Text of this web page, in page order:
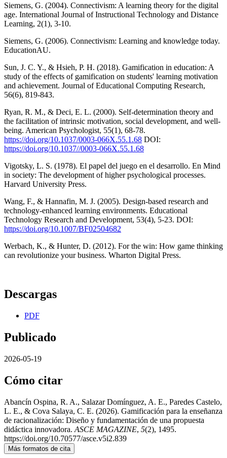
Siemens, G. (2004). Connectivism: A learning theory for the digital
age. International Journal of Instructional Technology and Distance
Learning, 2(1), 3-10.
Siemens, G. (2006). Connectivism: Learning and knowledge today.
EducationAU.
Sun, J. C. Y., & Hsieh, P. H. (2018). Gamification in education: A
study of the effects of gamification on students' learning motivation
and achievement. Journal of Educational Computing Research,
56(6), 819-843.
Ryan, R. M., & Deci, E. L. (2000). Self-determination theory and
the facilitation of intrinsic motivation, social development, and well-
being. American Psychologist, 55(1), 68-78.
https://doi.org/10.1037/0003-066X.55.1.68 DOI:
https://doi.org/10.1037//0003-066X.55.1.68
Vigotsky, L. S. (1978). El papel del juego en el desarrollo. En Mind
in society: The development of higher psychological processes.
Harvard University Press.
Wang, F., & Hannafin, M. J. (2005). Design-based research and
technology-enhanced learning environments. Educational
Technology Research and Development, 53(4), 5-23. DOI:
https://doi.org/10.1007/BF02504682
Werbach, K., & Hunter, D. (2012). For the win: How game thinking
can revolutionize your business. Wharton Digital Press.
Descargas
PDF
Publicado
2026-05-19
Cómo citar
Abancín Ospina, R. A., Salazar Domínguez, A. E., Paredes Castelo,
L. E., & Cova Salaya, C. E. (2026). Gamificación para la enseñanza
de racionalización: Diseño y fundamentación de una propuesta
didáctica innovadora. ASCE MAGAZINE, 5(2), 1495.
https://doi.org/10.70577/asce.v5i2.839
Más formatos de cita